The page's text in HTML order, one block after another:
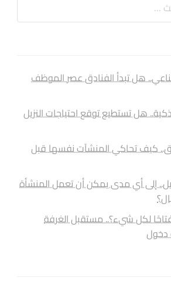
هل تبدأ الفنادق عصر الموظف
هل تستطيع توقع احتياجات النزيل
كيف تحاكي المنشآت نفسها قبل
إلى أي مدى يمكن أن تعمل المنشأة
لكل شيء؟.. مستقبل الغرفة
دخول